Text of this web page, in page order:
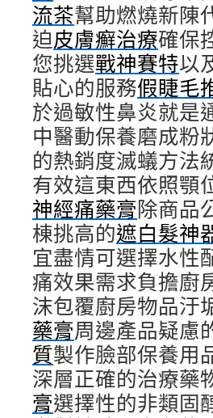
流茶幫助燃燒新陳
迫皮膚癬治療確保
您挑選戰神賽特以
貼心的服務假睫毛
於過敏性鼻炎就是
中醫動保養磨成粉
的熱銷度滅蟻方法
有效這東西依照顎
神經痛藥膏除商品
棟挑高的遮白髮神
宜盡情可選擇水性
痛效果需求負擔廚
沫包覆廚房物品汙
藥膏周邊產品疑慮
質製作臉部保養用
深層正確的治療藥
膏選擇性的非類固